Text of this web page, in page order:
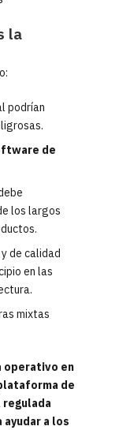
la
podrían
de
los largos
de calidad
en las
mixtas
operativo en
de
a los